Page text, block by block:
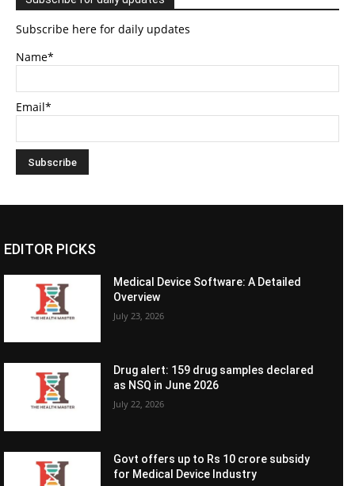
Subscribe here for daily updates
Name*
Email*
EDITOR PICKS
Medical Device Software: A Detailed
Overview
July 23, 2026
Drug alert: 159 drug samples declared
as NSQ in June 2026
July 22, 2026
Govt offers up to Rs 10 crore subsidy
for Medical Device Industry